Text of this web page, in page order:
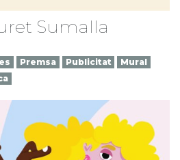
Sumalla
Premsa Publicitat
Mural